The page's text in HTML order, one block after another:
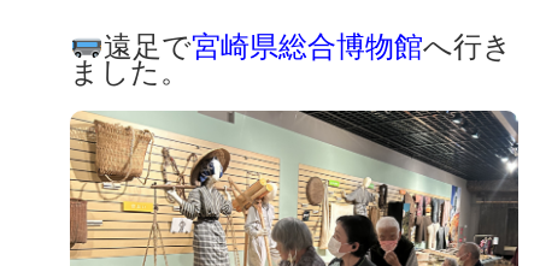
遠足で宮崎県総合博物館へ行き
ました。